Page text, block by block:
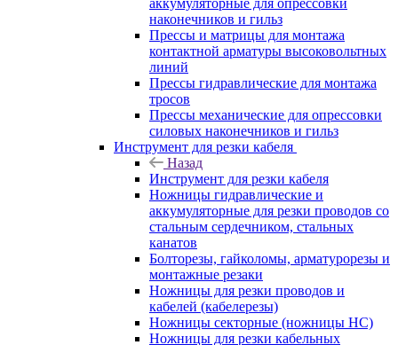
аккумуляторные для опрессовки
наконечников и гильз
Прессы и матрицы для монтажа
контактной арматуры высоковольтных
линий
Прессы гидравлические для монтажа
тросов
Прессы механические для опрессовки
силовых наконечников и гильз
Инструмент для резки кабеля
Назад
Инструмент для резки кабеля
Ножницы гидравлические и
аккумуляторные для резки проводов со
стальным сердечником, стальных
канатов
Болторезы, гайколомы, арматурорезы и
монтажные резаки
Ножницы для резки проводов и
кабелей (кабелерезы)
Ножницы секторные (ножницы НС)
Ножницы для резки кабельных